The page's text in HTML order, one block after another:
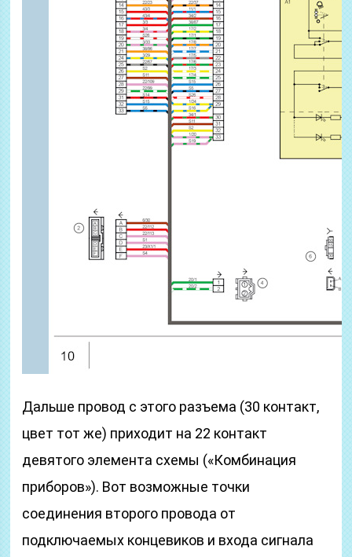
Дальше провод с этого разъема (30 контакт,
цвет тот же) приходит на 22 контакт
девятого элемента схемы («Комбинация
приборов»). Вот возможные точки
соединения второго провода от
подключаемых концевиков и входа сигнала